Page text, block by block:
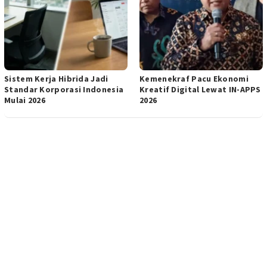
Sistem Kerja Hibrida Jadi
Standar Korporasi Indonesia
Mulai 2026
Kemenekraf Pacu Ekonomi
Kreatif Digital Lewat IN-APPS
2026